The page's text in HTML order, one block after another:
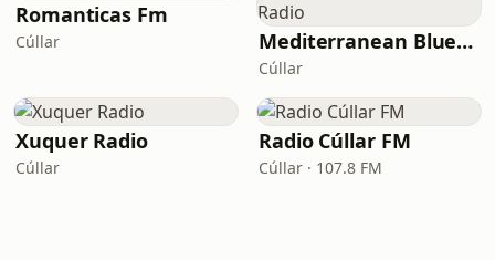
Romanticas Fm
Cúllar Mediterranean Blues Radio
Cúllar
Xuquer Radio
Cúllar
Radio Cúllar FM
Cúllar · 107.8 FM